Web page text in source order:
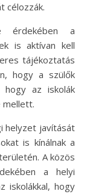
célozzák.
érdekében a
is aktívan kell
tájékoztatás
hogy a szülők
hogy az iskolák
mellett.
helyzet javítását
is kínálnak a
A közös
a helyi
iskolákkal, hogy